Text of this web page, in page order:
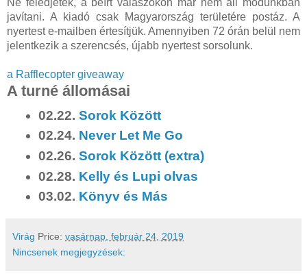
javítani. A kiadó csak Magyarország területére postáz. A
nyertest e-mailben értesítjük. Amennyiben 72 órán belül nem
jelentkezik a szerencsés, újabb nyertest sorsolunk.
a Rafflecopter giveaway
A turné állomásai
02.22.Sorok Között
02.24. Never Let Me Go
02.26.Sorok Között (extra)
02.28. Kelly és Lupi olvas
03.02. Könyv és Más
Virág Price: vasárnap, február 24, 2019
Nincsenek megjegyzések: